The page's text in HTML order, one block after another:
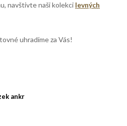
navštivte naši kolekci levných
uhradíme za Vás!
ankr